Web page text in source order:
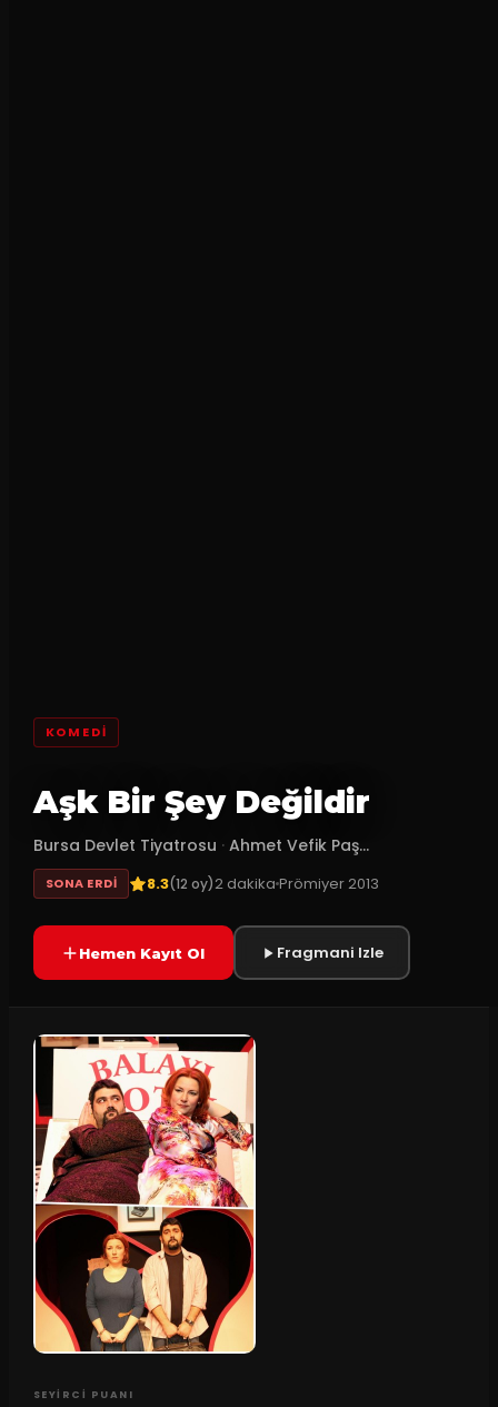
KOMEDI
Aşk Bir Şey Değildir
Bursa Devlet Tiyatrosu · Ahmet Vefik Paş...
SONA ERDI 8.3(12 oy)2 dakikaPrömiyer 2013
Hemen Kayıt Ol Fragmani Izle
SEYIRCI PUANI